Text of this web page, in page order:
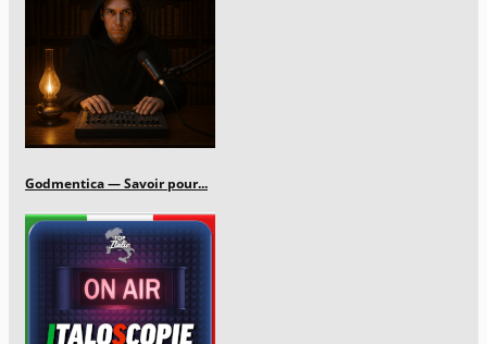
Godmentica — Savoir pour...